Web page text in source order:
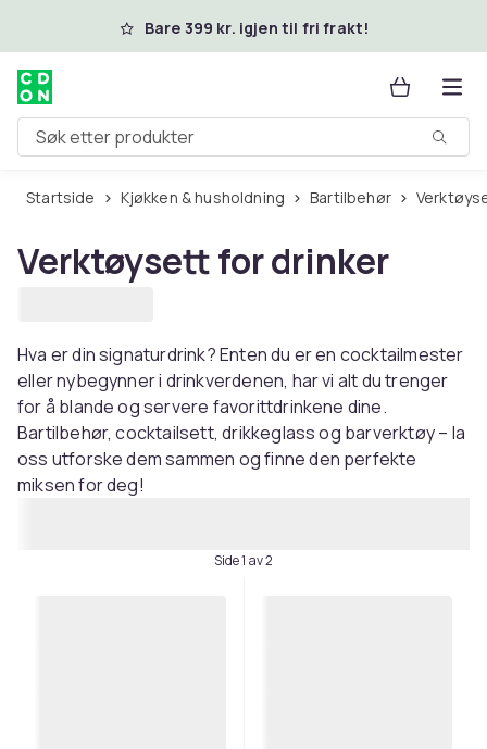
Hopp til hovedinnholdBare 399 kr. igjen til fri frakt!
Søk etter produkter
Startside Kjøkken & husholdning Bartilbehør
Verktøysett for drinker
Hva er din signaturdrink? Enten du er en cocktailmester
eller nybegynner i drinkverdenen, har vi alt du trenger
for å blande og servere favorittdrinkene dine.
Bartilbehør, cocktailsett, drikkeglass og barverktøy – la
oss utforske dem sammen og finne den perfekte
miksen for deg!
Side 1 av 2